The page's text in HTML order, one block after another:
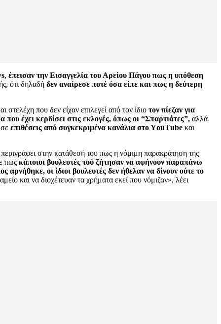
, έπεισαν την Εισαγγελία του Αρείου Πάγου πως η υπόθεση
ότι δηλαδή δεν αναίρεσε ποτέ όσα είπε και πως η δεύτερη
που δεν είχαν επιλεγεί από τον ίδιο τον πίεζαν για
έχει κερδίσει στις εκλογές, όπως οι “Σπαρτιάτες”, αλλά
επιθέσεις από συγκεκριμένα κανάλια στο ΥouΤube και
στην κατάθεσή του πως η νόμιμη παρακράτηση της
πως κάποιοι βουλευτές τού ζήτησαν να αφήνουν παραπάνω
αρνήθηκε, οι ίδιοι βουλευτές δεν ήθελαν να δίνουν ούτε το
και να διοχέτευαν τα χρήματα εκεί που νόμιζαν», λέει